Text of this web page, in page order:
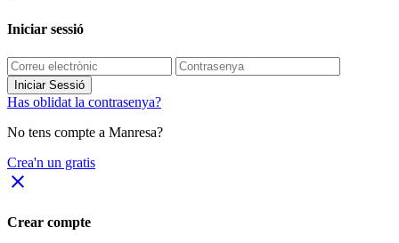
Iniciar sessió
Iniciar Sessió
Has oblidat la contrasenya?
No tens compte a Manresa?
Crea'n un gratis
close
Crear compte